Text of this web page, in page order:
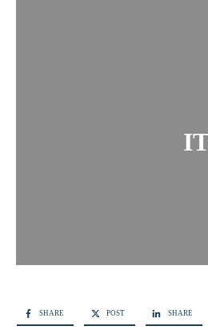
SHARE POST SHARE